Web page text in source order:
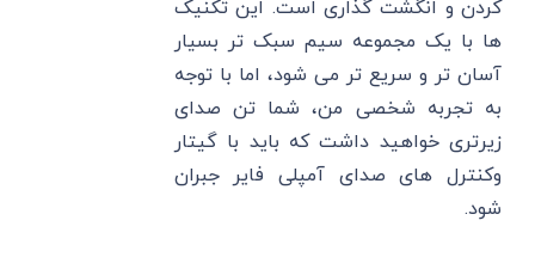
کردن و انگشت گذاری است. این تکنیک
ها با یک مجموعه سیم سبک تر بسیار
آسان تر و سریع تر می شود، اما با توجه
به تجربه شخصی من، شما تن صدای
زیرتری خواهید داشت که باید با گیتار
وکنترل های صدای آمپلی فایر جبران
شود.